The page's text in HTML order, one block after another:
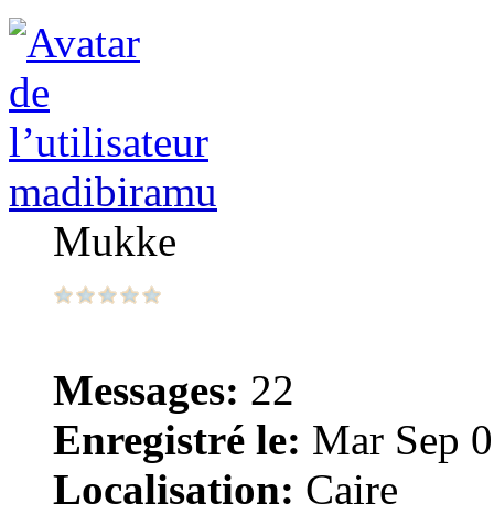
madibiramu
Mukke
Messages: 22
Enregistré le: Mar Sep
Localisation: Caire